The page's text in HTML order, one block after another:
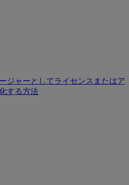
ジャーとしてライセンスまたはア
する方法